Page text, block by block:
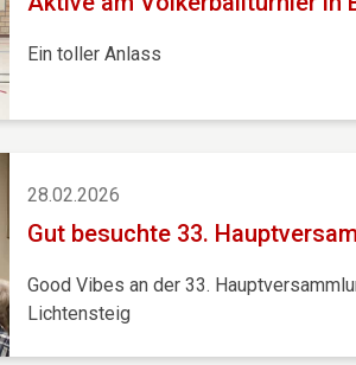
Ein toller Anlass
28.02.2026
Gut besuchte 33.
Good Vibes an der 33.
Lichtensteig